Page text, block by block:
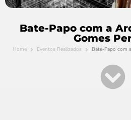
Bate-Papo com a
Gomes
Home Eventos Realizados Bate-Papo com